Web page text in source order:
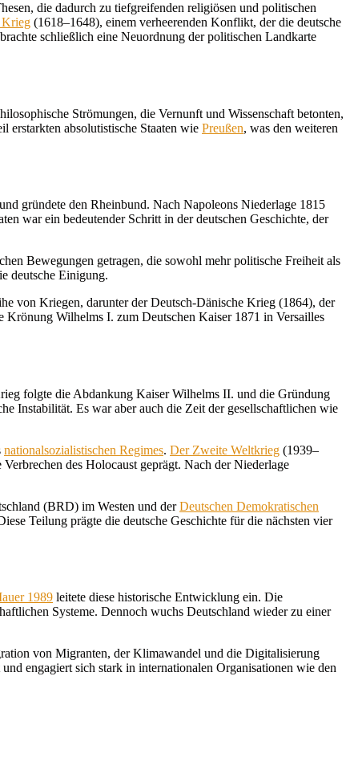
die dadurch zu tiefgreifenden religiösen und politischen
(1618–1648), einem verheerenden Konflikt, der die deutsche
schließlich eine Neuordnung der politischen Landkarte
Strömungen, die Vernunft und Wissenschaft betonten,
erstarkten absolutistische Staaten wie Preußen, was den weiteren
gründete den Rheinbund. Nach Napoleons Niederlage 1815
war ein bedeutender Schritt in der deutschen Geschichte, der
Bewegungen getragen, die sowohl mehr politische Freiheit als
deutsche Einigung.
von Kriegen, darunter der Deutsch-Dänische Krieg (1864), der
Wilhelms I. zum Deutschen Kaiser 1871 in Versailles
folgte die Abdankung Kaiser Wilhelms II. und die Gründung
Instabilität. Es war aber auch die Zeit der gesellschaftlichen wie
nationalsozialistischen Regimes. Der Zweite Weltkrieg (1939–
des Holocaust geprägt. Nach der Niederlage
(BRD) im Westen und derDeutschen Demokratischen
Teilung prägte die deutsche Geschichte für die nächsten vier
1989 leitete diese historische Entwicklung ein. Die
Systeme. Dennoch wuchs Deutschland wieder zu einer
von Migranten, der Klimawandel und die Digitalisierung
engagiert sich stark in internationalen Organisationen wie den